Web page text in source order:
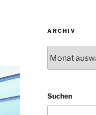
ARCHIV
Suchen